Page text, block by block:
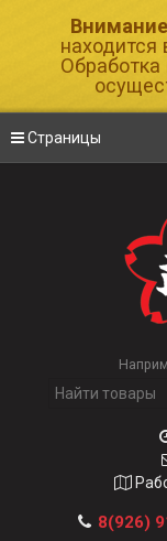
Обработка
Страницы
8(926)